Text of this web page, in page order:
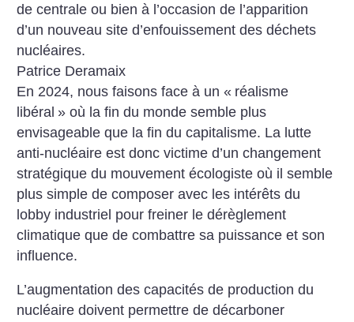
de centrale ou bien à l’occasion de l’apparition
d’un nouveau site d’enfouissement des déchets
nucléaires.
Patrice Deramaix
En 2024, nous faisons face à un « réalisme
libéral » où la fin du monde semble plus
envisageable que la fin du capitalisme. La lutte
anti-nucléaire est donc victime d’un changement
stratégique du mouvement écologiste où il semble
plus ­simple de composer avec les intérêts du
lobby industriel pour freiner le dérèglement
climatique que de combattre sa puissance et son
influence.
L’augmentation des capacités de production du
nucléaire ­doivent permettre de décar­boner